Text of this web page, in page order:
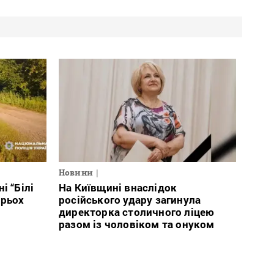
“Білі
Новини
На Київщині внаслідок
російського удару загинула
директорка столичного ліцею
разом із чоловіком та онуком